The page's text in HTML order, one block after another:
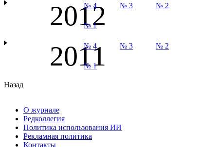
2012
№ 4 № 3 № 2
№ 1
2011
№ 4 № 3 № 2
№ 1
Назад
О журнале
Редколлегия
Политика использования ИИ
Рекламная политика
Контакты